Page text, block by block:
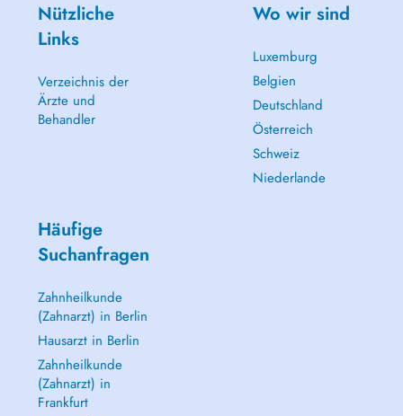
Nützliche
Links
Verzeichnis der
Ärzte und
Behandler
Wo wir sind
Luxemburg
Belgien
Deutschland
Österreich
Schweiz
Niederlande
Häufige
Suchanfragen
Zahnheilkunde
(Zahnarzt) in Berlin
Hausarzt in Berlin
Zahnheilkunde
(Zahnarzt) in
Frankfurt